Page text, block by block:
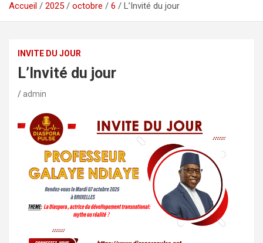
Accueil 2025 octobre 6 L’Invité du jour
INVITE DU JOUR
L’Invité du jour
admin